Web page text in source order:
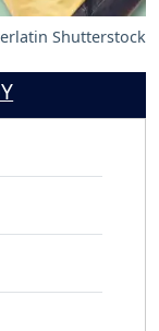
Shutterstock